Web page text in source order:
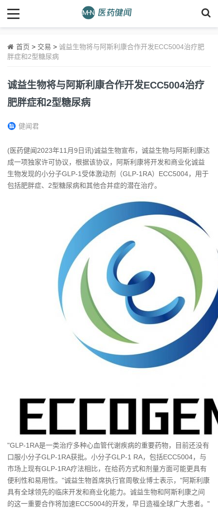
首页 > 交易 > 诚益生物将与阿斯利康合作开发ECC5004治疗肥
胖症和2型糖尿病
诚益生物将与阿斯利康合作开发ECC5004治疗
肥胖症和2型糖尿病
健闻君
(医药健闻2023年11月9日讯)诚益生物宣布，诚益生物与阿斯利康达
成一项独家许可协议，根据该协议，阿斯利康将开发和商业化诚益
生物发现的小分子GLP-1受体激动剂（GLP-1RA）ECC5004，用于
包括肥胖症、2型糖尿病和其他合并症的潜在治疗。
"GLP-1RA是一类治疗多种心血管代谢疾病的重要药物，目前还没有
口服小分子GLP-1RA获批。小分子GLP-1 RA，包括ECC5004，与
市场上现有GLP-1RA疗法相比，在给药方式和剂量方面可能更具有
便利性和易用性。"诚益生物首席执行官周敬业博士表示，"阿斯利康
具有全球领先的临床开发和商业化能力。诚益生物和阿斯利康之间
的这一重要合作将加速ECC5004的开发，早日造福全球广大患者。"